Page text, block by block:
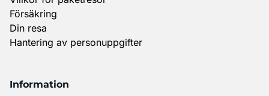
Försäkring
Din resa
Hantering av personuppgifter
Information